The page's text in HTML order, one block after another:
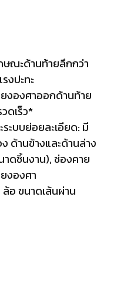
ษณะด้านท้ายลึกกว่า
งปะทะ
งองศาออกด้านท้าย
ดเร็ว*
ะบบย่อยละเอียด: มี
ด้านข้างและด้านล่าง
ดชิ้นงาน), ช่องคาย
งองศา
อ ขนาดเส้นผ่าน